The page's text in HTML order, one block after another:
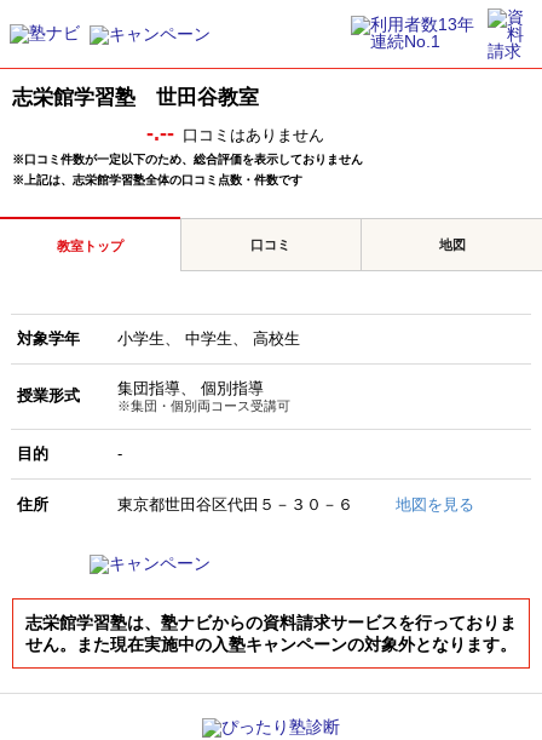
志栄館学習塾 世田谷教室
-.-- 口コミはありません
※口コミ件数が一定以下のため、総合評価を表示しておりません
※上記は、志栄館学習塾全体の口コミ点数・件数です
教室トップ 口コミ 地図
対象学年 小学生 中学生 高校生
授業形式 集団指導 個別指導
※集団・個別両コース受講可
目的 -
住所 東京都世田谷区代田５－３０－６ 地図を見る
志栄館学習塾は、塾ナビからの資料請求サービスを行っておりま
せん。また現在実施中の入塾キャンペーンの対象外となります。